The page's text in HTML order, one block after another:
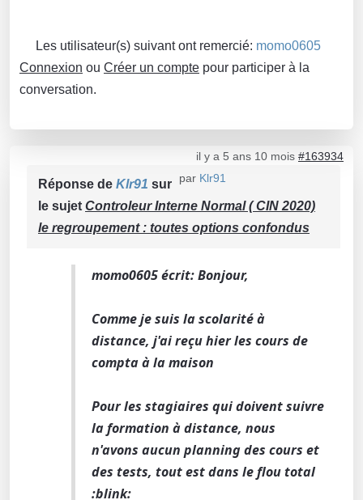
Les utilisateur(s) suivant ont remercié: momo0605
Connexion ou Créer un compte pour participer à la
conversation.
il y a 5 ans 10 mois #163934
par Klr91
Réponse de Klr91 sur
le sujet Controleur Interne Normal ( CIN 2020)
le regroupement : toutes options confondus
momo0605 écrit: Bonjour,
Comme je suis la scolarité à
distance, j'ai reçu hier les cours de
compta à la maison
Pour les stagiaires qui doivent suivre
la formation à distance, nous
n'avons aucun planning des cours et
des tests, tout est dans le flou total
:blink: